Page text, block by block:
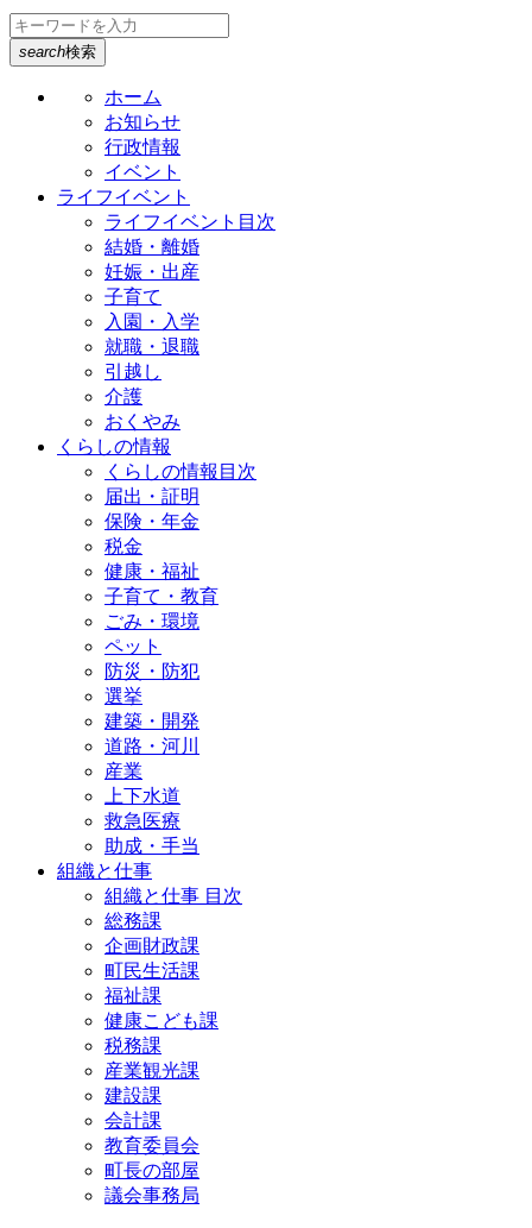
search検索
ホーム
お知らせ
行政情報
イベント
ライフイベント
ライフイベント目次
結婚・離婚
妊娠・出産
子育て
入園・入学
就職・退職
引越し
介護
おくやみ
くらしの情報
くらしの情報目次
届出・証明
保険・年金
税金
健康・福祉
子育て・教育
ごみ・環境
ペット
防災・防犯
選挙
建築・開発
道路・河川
産業
上下水道
救急医療
助成・手当
組織と仕事
組織と仕事 目次
総務課
企画財政課
町民生活課
福祉課
健康こども課
税務課
産業観光課
建設課
会計課
教育委員会
町長の部屋
議会事務局